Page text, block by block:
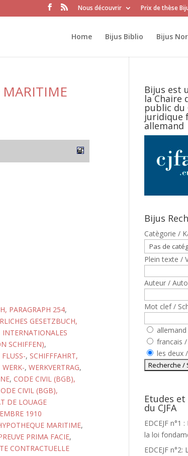
Nous découvrir Prix de thèse
Home Bijus Biblio Bijus
MARITIME
PARAGRAPH 254,
GESETZBUCH,
INTERNATIONALES
SCHIFFEN),
, SCHIFFFAHRT,
WERK-, WERKVERTRAG,
, CODE CIVIL (BGB),
CIVIL (BGB),
DE LOUAGE
1910
MARITIME,
PRIMA FACIE,
CONTRACTUELLE
Bijus est
la Chaire
public du
juridique
allemand
Bijus
Catègorie /
Plein texte /
Auteur /
Mot clef /
francais
les deux
Etudes
du CJFA
EDCEJF n°1
la loi
EDCEJF